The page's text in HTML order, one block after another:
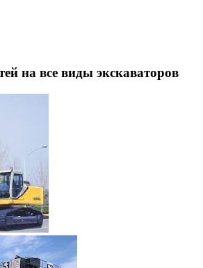
на все виды экскаваторов